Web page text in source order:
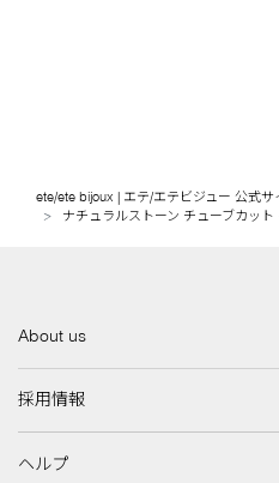
ete/ete bijoux | エテ/エテビジュー 公式サ
ナチュラルストーン チューブカット
About us
採用情報
ヘルプ